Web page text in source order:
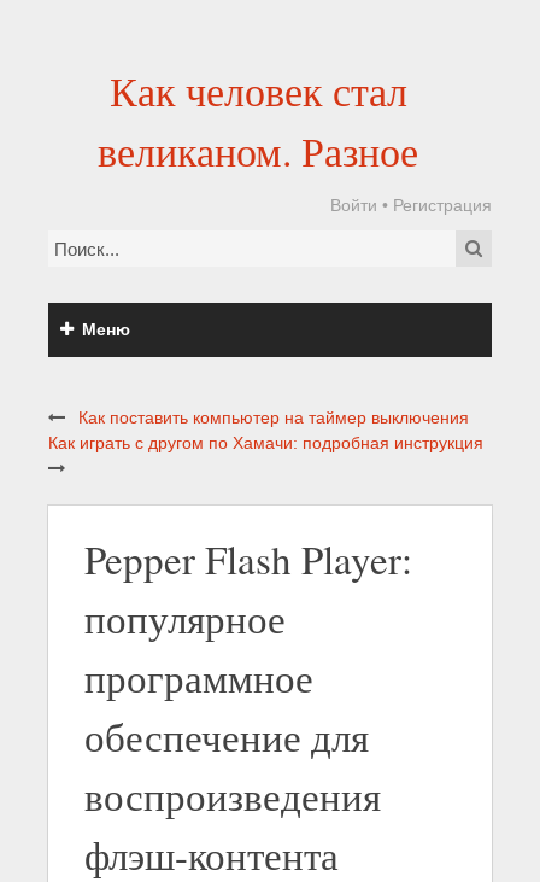
Как человек стал
великаном. Разное
Войти • Регистрация
Меню
Как поставить компьютер на таймер выключения
Как играть с другом по Хамачи: подробная инструкция
Pepper Flash Player:
популярное
программное
обеспечение для
воспроизведения
флэш-контента